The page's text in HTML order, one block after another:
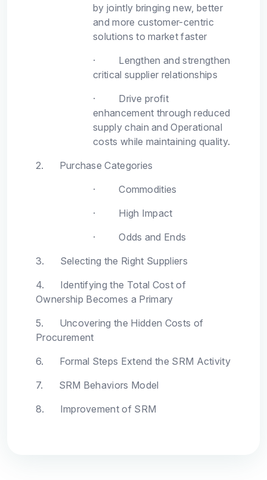
by jointly bringing new, better
and more customer-centric
solutions to market faster
·
Lengthen and strengthen
critical supplier relationships
·
Drive profit
enhancement through reduced
supply chain and Operational
costs while maintaining quality.
2.
Purchase Categories
·
Commodities
·
High Impact
·
Odds and Ends
3.
Selecting the Right Suppliers
4.
Identifying the Total Cost of
Ownership Becomes a Primary
5.
Uncovering the Hidden Costs of
Procurement
6.
Formal Steps Extend the SRM Activity
7.
SRM Behaviors Model
8.
Improvement of SRM